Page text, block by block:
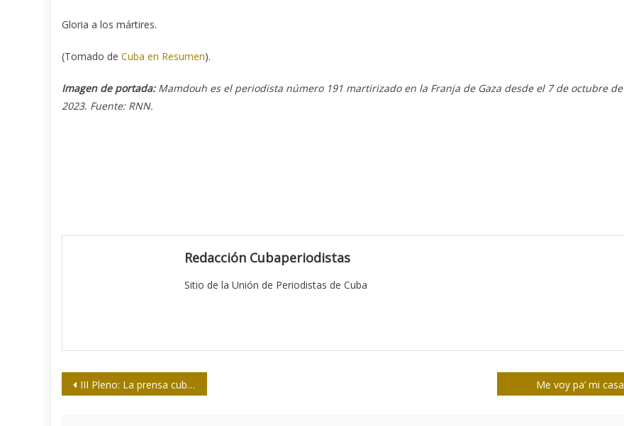
Gloria a los mártires.
(Tomado de Cuba en Resumen).
Imagen de portada: Mamdouh es el periodista número 191 martirizado en la Franja de Gaza desde el 7 de octubre de
2023. Fuente: RNN.
Redacción Cubaperiodistas
Sitio de la Unión de Periodistas de Cuba
Navegación
III Pleno: La prensa cubana en «turno» de laboratorio Me voy pa’ mi casa